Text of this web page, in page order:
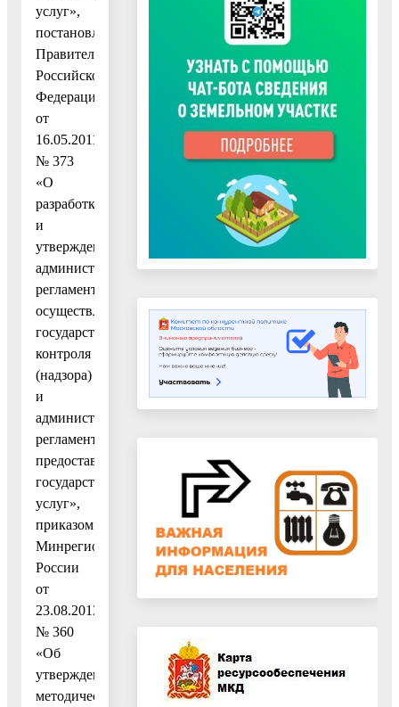
услуг»,
постановлением
Правительства
Российской
Федерации
от
16.05.2011
№ 373
«О
разработке
и
утверждении
административных
регламентов
осуществления
государственного
контроля
(надзора)
и
административных
регламентов
предоставления
государственных
услуг»,
приказом
Минрегиона
России
от
23.08.2013
№ 360
«Об
утверждении
методических